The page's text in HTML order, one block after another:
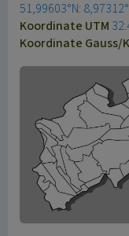
51,99603°N:
Koordinate UTM
Koordinate Gauss/